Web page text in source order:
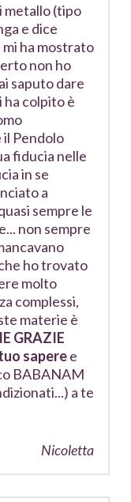
metallo (tipo
e dice
ha mostrato
non ho
saputo dare
ha colpito è
il Pendolo
fiducia nelle
in se
a
sempre le
non sempre
ho trovato
molto
complessi,
materie è
GRAZIE
saperee
BABANAM
a te
Nicoletta